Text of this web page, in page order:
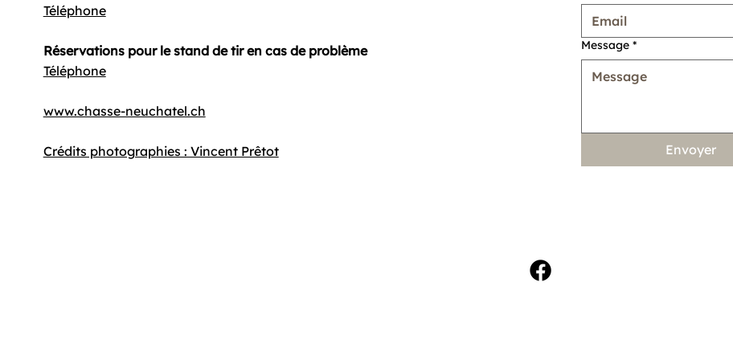
Téléphone
Réservations pour le stand de tir en cas de problème
Téléphone
www.chasse-neuchatel.ch
Crédits photographies : Vincent Prêtot
Message *
Envoyer